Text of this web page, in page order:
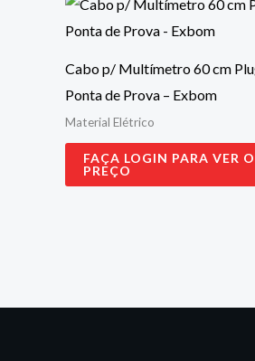
Cabo p/ Multímetro 60 cm
Ponta de Prova – Exbom
Material Elétrico
FAÇA LOGIN PARA VER O
PREÇO